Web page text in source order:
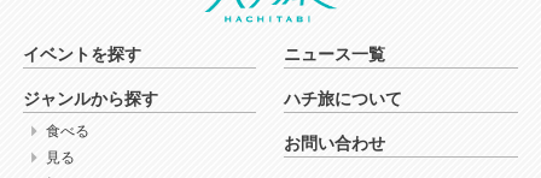
イベントを探す
ジャンルから探す
食べる
見る
ニュース一覧
ハチ旅について
お問い合わせ